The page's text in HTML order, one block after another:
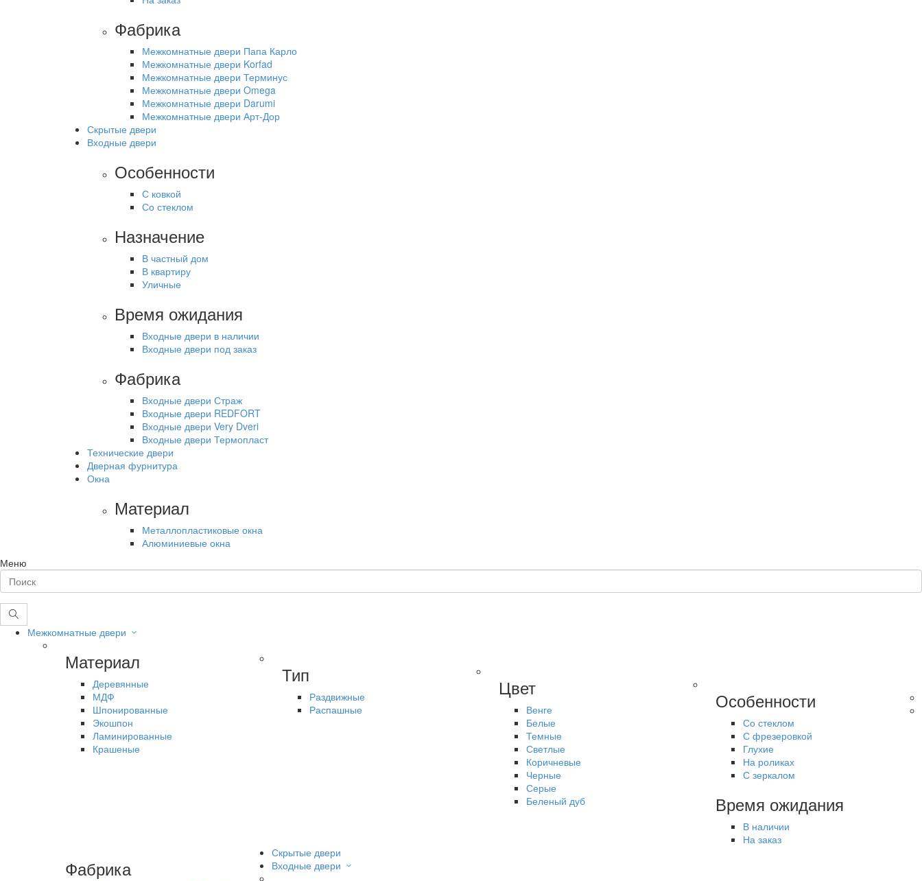
Фабрика
Межкомнатные двери Папа Карло
Межкомнатные двери Korfad
Межкомнатные двери Терминус
Межкомнатные двери Omega
Межкомнатные двери Darumi
Межкомнатные двери Арт-Дор
Скрытые двери
Входные двери
Особенности
С ковкой
Со стеклом
Назначение
В частный дом
В квартиру
Уличные
Время ожидания
Входные двери в наличии
Входные двери под заказ
Фабрика
Входные двери Страж
Входные двери REDFORT
Входные двери Very Dveri
Входные двери Термопласт
Технические двери
Дверная фурнитура
Окна
Материал
Металлопластиковые окна
Алюминиевые окна
Меню
Межкомнатные двери
Материал
Деревянные
МДФ
Шпонированные
Экошпон
Ламинированные
Крашеные
Тип
Раздвижные
Распашные
Цвет
Венге
Белые
Темные
Светлые
Коричневые
Черные
Серые
Беленый дуб
Особенности
Со стеклом
С фрезеровкой
Глухие
На роликах
С зеркалом
Время ожидания
В наличии
На заказ
Фабрика
Скрытые двери
Входные двери